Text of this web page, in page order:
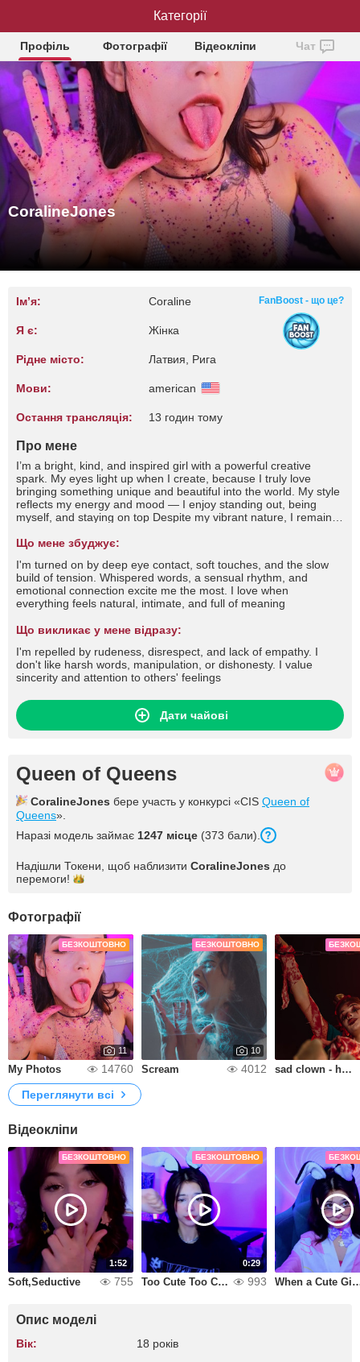
CoralineJones
Профіль Фотографії Відеокліпи Чат
CoralineJones
Ім’я: Coraline
Я є: Жінка
Рідне місто: Латвия, Рига
Мови: american
Остання трансляція: 13 годин тому
FanBoost - що це?
Про мене
I’m a bright, kind, and inspired girl with a powerful creative
spark. My eyes light up when I create, because I truly love
bringing something unique and beautiful into the world. My style
reflects my energy and mood — I enjoy standing out, being
myself, and staying on top Despite my vibrant nature, I remain
means a lot to me. I genuinely believe in the power of kindness
and real in communication. Asian culture is a special passion of
mine — I’m deeply inspired by its philosophy, art, aesthetics,
and rich traditions
Що мене збуджує:
I'm turned on by deep eye contact, soft touches, and the slow
build of tension. Whispered words, a sensual rhythm, and
emotional connection excite me the most. I love when
everything feels natural, intimate, and full of meaning
Що викликає у мене відразу:
I'm repelled by rudeness, disrespect, and lack of empathy. I
don't like harsh words, manipulation, or dishonesty. I value
sincerity and attention to others' feelings
Дати чайові
Queen of Queens
CoralineJones бере участь у конкурсі «CIS Queen of
Queens».
Наразі модель займає 1247 місце (373 бали).
Надішли Токени, щоб наблизити CoralineJones до
перемоги!
Фотографії
БЕЗКОШТОВНО
11
My Photos 14760
БЕЗКОШТОВНО
10
Scream 4012 sad clown - happy clown3
Переглянути всі
Відеокліпи
БЕЗКОШТОВНО
1:52
Soft,Seductive 755
БЕЗКОШТОВНО
0:29
Too Cute Too Clumsy Dance Edition 993 When a Cute Girl
Опис моделі
Вік: 18 років
Категорії